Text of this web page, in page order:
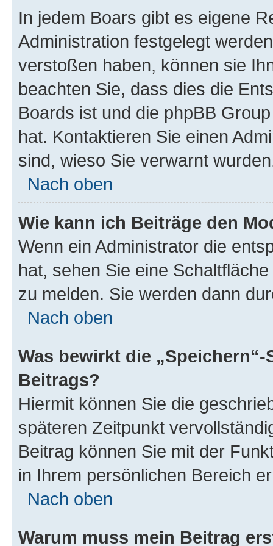
In jedem Boars gibt es eigene
Administration festgelegt
verstoßen haben, können sie
beachten Sie, dass dies die
Boards ist und die phpBB
hat. Kontaktieren Sie einen
sind, wieso Sie verwarnt
Nach oben
Wie kann ich Beiträge den
Wenn ein Administrator die
hat, sehen Sie eine
zu melden. Sie werden dann
Nach oben
Was bewirkt die
Beitrags?
Hiermit können Sie die
späteren Zeitpunkt
Beitrag können Sie mit der
in Ihrem persönlichen Bereich
Nach oben
Warum muss mein Beitrag